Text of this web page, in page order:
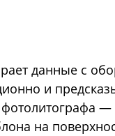
данные с
и
—
на